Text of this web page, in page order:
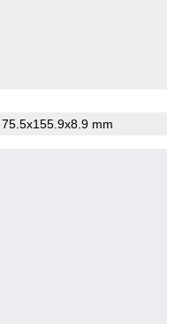
, 75.5x155.9x8.9 mm